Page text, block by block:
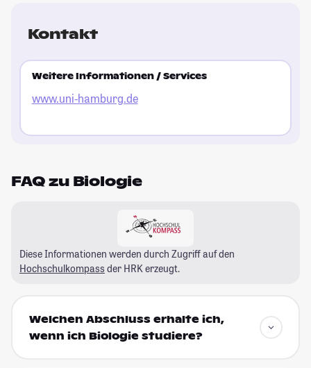
Kontakt
Weitere Informationen / Services
www.uni-hamburg.de
FAQ zu Biologie
Diese Informationen werden durch Zugriff auf den
Hochschulkompass der HRK erzeugt.
Welchen Abschluss erhalte ich,
wenn ich Biologie studiere?